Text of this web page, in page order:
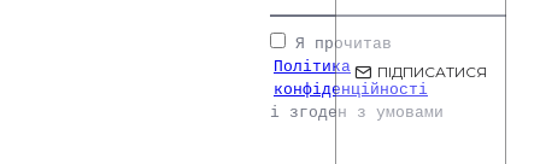
ПІДПИСАТИСЯ
Я прочитав
Політика
конфіденційності
і згоден з умовами